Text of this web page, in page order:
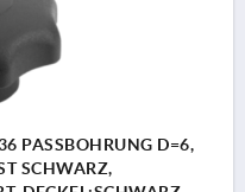
PASSBOHRUNG D=6,
SCHWARZ,